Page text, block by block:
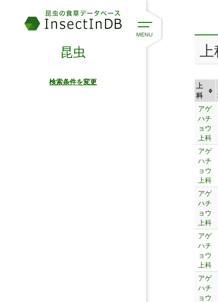
上
科
アゲ
ハチ
ョウ
上科
アゲ
ハチ
ョウ
上科
アゲ
ハチ
ョウ
上科
アゲ
ハチ
ョウ
上科
アゲ
ハチ
ョウ
昆虫
検索条件を変更